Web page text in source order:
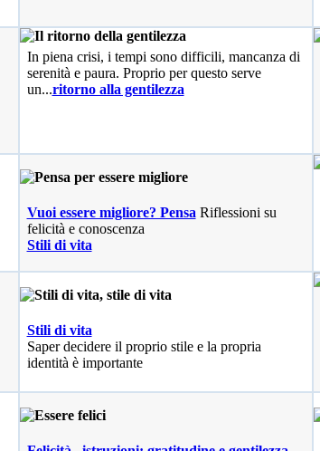
In piena crisi, i tempi sono difficili, mancanza di
serenità e paura. Proprio per questo serve
un...ritorno alla gentilezza
Vuoi essere migliore? Pensa Riflessioni su
felicità e conoscenza
Stili di vita
Stili di vita
Saper decidere il proprio stile e la propria
identità è importante